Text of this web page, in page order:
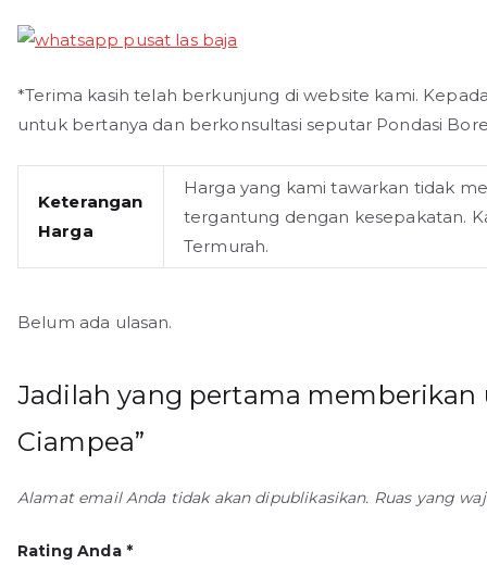
*Terima kasih telah berkunjung di website kami.
untuk bertanya dan berkonsultasi seputar Pondasi
Keterangan
Harga
Harga yang kami tawarkan tidak
tergantung dengan kesepakatan.
Termurah.
Belum ada ulasan.
Jadilah yang pertama memberikan
Ciampea”
Alamat email Anda tidak akan dipublikasikan. Ruas yang
Rating Anda *